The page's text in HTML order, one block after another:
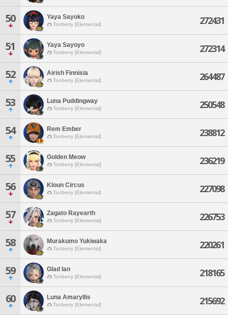
50 Yaya Sayoko
Tonberry [Elemental] 272431
51 Yaya Sayoyo
Tonberry [Elemental] 272314
52 Airish Finnisia
Tonberry [Elemental] 264487
53 Luna Puddingway
Tonberry [Elemental] 250548
54 Rem Ember
Tonberry [Elemental] 238812
55 Golden Meow
Tonberry [Elemental] 236219
56 Kloun Circus
Tonberry [Elemental] 227098
57 Zagato Rayearth
Tonberry [Elemental] 226753
58 Murakumo Yukiwaka
Tonberry [Elemental] 220261
59 Glad Ian
Tonberry [Elemental] 218165
60 Luna Amaryllis
Tonberry [Elemental] 215692